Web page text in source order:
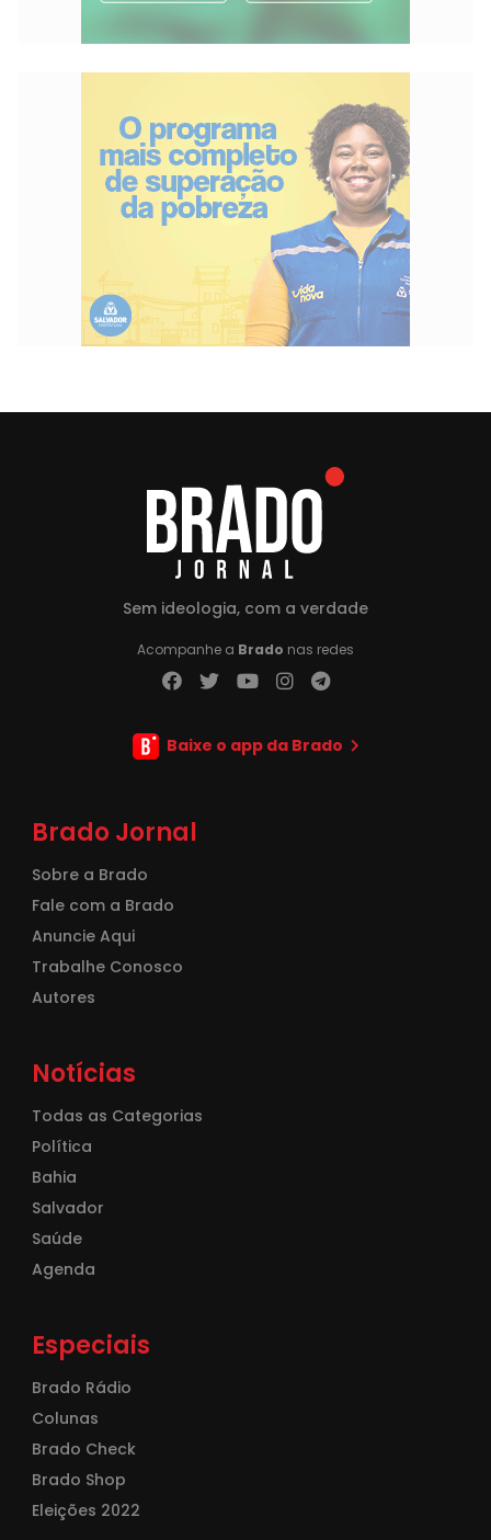
Sem ideologia, com a verdade
Acompanhe a Brado nas redes
Baixe o app da Brado
Brado Jornal
Sobre a Brado
Fale com a Brado
Anuncie Aqui
Trabalhe Conosco
Autores
Notícias
Todas as Categorias
Política
Bahia
Salvador
Saúde
Agenda
Especiais
Brado Rádio
Colunas
Brado Check
Brado Shop
Eleições 2022